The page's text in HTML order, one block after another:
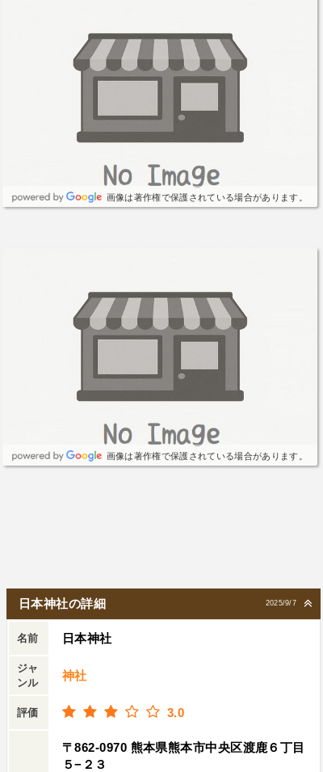
画像は著作権で保護されている場合があります。
画像は著作権で保護されている場合があります。
2025/9/7
日本神社の詳細
名前 日本神社
ジャ
ンル
神社
評価 3.0
〒862-0970 熊本県熊本市中央区渡鹿６丁目
５−２３